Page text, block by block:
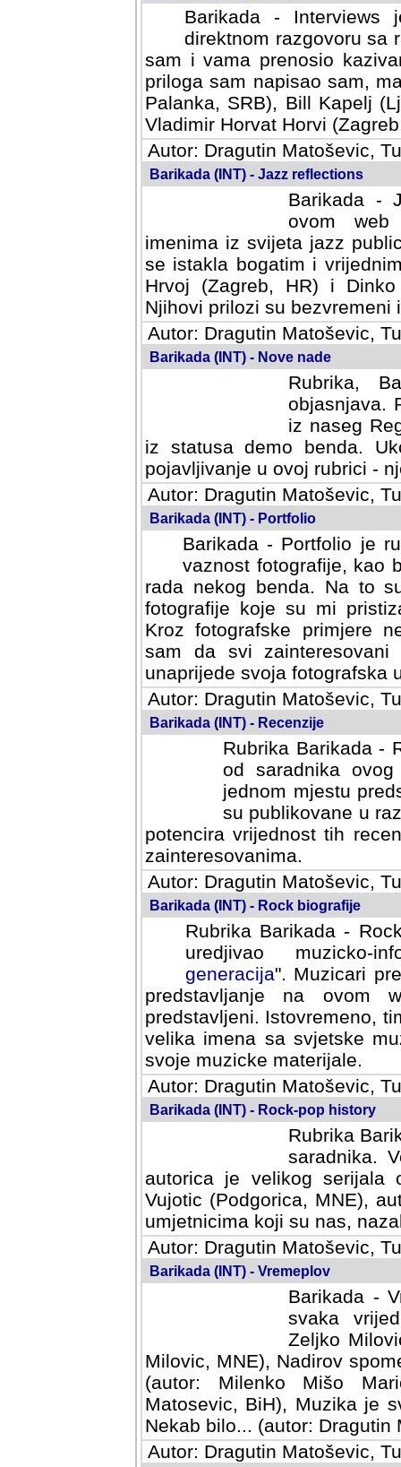
Barikada -
direktnom razgovoru sa
sam i vama prenosio
priloga sam napisao sam,
Palanka, SRB), Bill Kapelj
Vladimir Horvat Horvi
Autor: Dragutin Matoševic,
Barikada (INT) - Jazz reflections
Barikada -
ovom web
imenima iz svijeta jazz
se istakla bogatim i
Hrvoj (Zagreb, HR) i
Njihovi prilozi su bezvremeni
Autor: Dragutin Matoševic,
Barikada (INT) - Nove nade
Rubrika,
objasnjava.
iz naseg
iz statusa demo benda.
pojavljivanje u ovoj rubrici -
Autor: Dragutin Matoševic,
Barikada (INT) - Portfolio
Barikada - Portfolio je
vaznost fotografije, kao
rada nekog benda. Na to
fotografije koje su mi
fotografske primjere
svi zainteresovani
svoja fotografska umijeca.
Autor: Dragutin Matoševic,
Barikada (INT) - Recenzije
Rubrika Barikada -
od saradnika
jednom mjestu
su publikovane u
potencira vrijednost tih
zainteresovanima.
Autor: Dragutin Matoševic,
Barikada (INT) - Rock biografije
Rubrika Barikada -
uredjivao muzicko-
Muzicari predstavljeni u
na ovom web portalu
Istovremeno, tim nacinom
sa svjetske muzicke scene
materijale.
Autor: Dragutin Matoševic,
Barikada (INT) - Rock-pop history
Rubrika
saradnika.
autorica je velikog serijala
Vujotic (Podgorica, MNE),
umjetnicima koji su nas,
Autor: Dragutin Matoševic,
Barikada (INT) - Vremeplov
Barikada -
svaka
Milovic,
MNE), Nadirov spomenar
Milenko Mišo Maric, UK),
Muzika je svirala (autor:
(autor: Dragutin Matosevic,
Autor: Dragutin Matoševic,